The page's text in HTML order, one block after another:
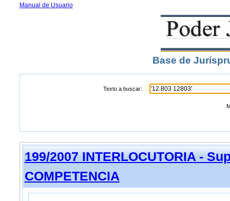
Manual de Usuario
Base de
Texto a buscar:
199/2007 INTERLOCUTORIA -
COMPETENCIA